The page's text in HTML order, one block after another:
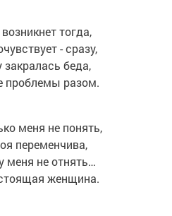
тогда,
- сразу,
беда,
проблемы разом.
меня не понять,
переменчива,
меня не отнять…
женщина.